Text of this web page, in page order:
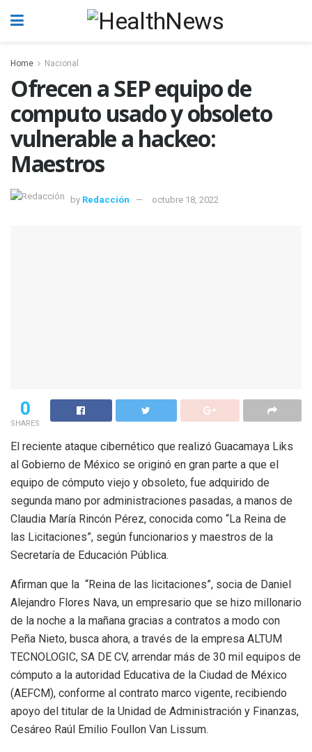
Home Nacional
Ofrecen a SEP equipo de
computo usado y obsoleto
vulnerable a hackeo:
Maestros
by Redacción octubre 18, 2022
0
SHARES
El reciente ataque cibernético que realizó Guacamaya Liks
al Gobierno de México se originó en gran parte a que el
equipo de cómputo viejo y obsoleto, fue adquirido de
segunda mano por administraciones pasadas, a manos de
Claudia María Rincón Pérez, conocida como “La Reina de
las Licitaciones”, según funcionarios y maestros de la
Secretaría de Educación Pública.
Afirman que la “Reina de las licitaciones”, socia de Daniel
Alejandro Flores Nava, un empresario que se hizo millonario
de la noche a la mañana gracias a contratos a modo con
Peña Nieto, busca ahora, a través de la empresa ALTUM
TECNOLOGIC, SA DE CV, arrendar más de 30 mil equipos de
cómputo a la autoridad Educativa de la Ciudad de México
(AEFCM), conforme al contrato marco vigente, recibiendo
apoyo del titular de la Unidad de Administración y Finanzas,
Cesáreo Raúl Emilio Foullon Van Lissum.